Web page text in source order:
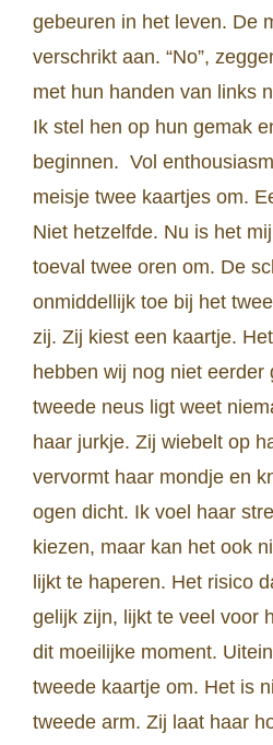
gebeuren in het leven. De
verschrikt aan. “No”,
met hun handen van links
Ik stel hen op hun gemak
beginnen. Vol
meisje twee kaartjes om.
Niet hetzelfde. Nu is het
toeval twee oren om. De
onmiddellijk toe bij het
zij. Zij kiest een kaartje.
hebben wij nog niet eerder
tweede neus ligt weet
haar jurkje. Zij wiebelt op
vervormt haar mondje en
ogen dicht. Ik voel haar
kiezen, maar kan het ook
lijkt te haperen. Het risico
gelijk zijn, lijkt te veel voor
dit moeilijke moment.
tweede kaartje om. Het is
tweede arm. Zij laat haar